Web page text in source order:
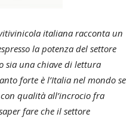
italiana racconta un
la potenza del settore
sia una chiave di lettura
forte è l’Italia nel mondo se
qualità all’incrocio fra
fare che il settore